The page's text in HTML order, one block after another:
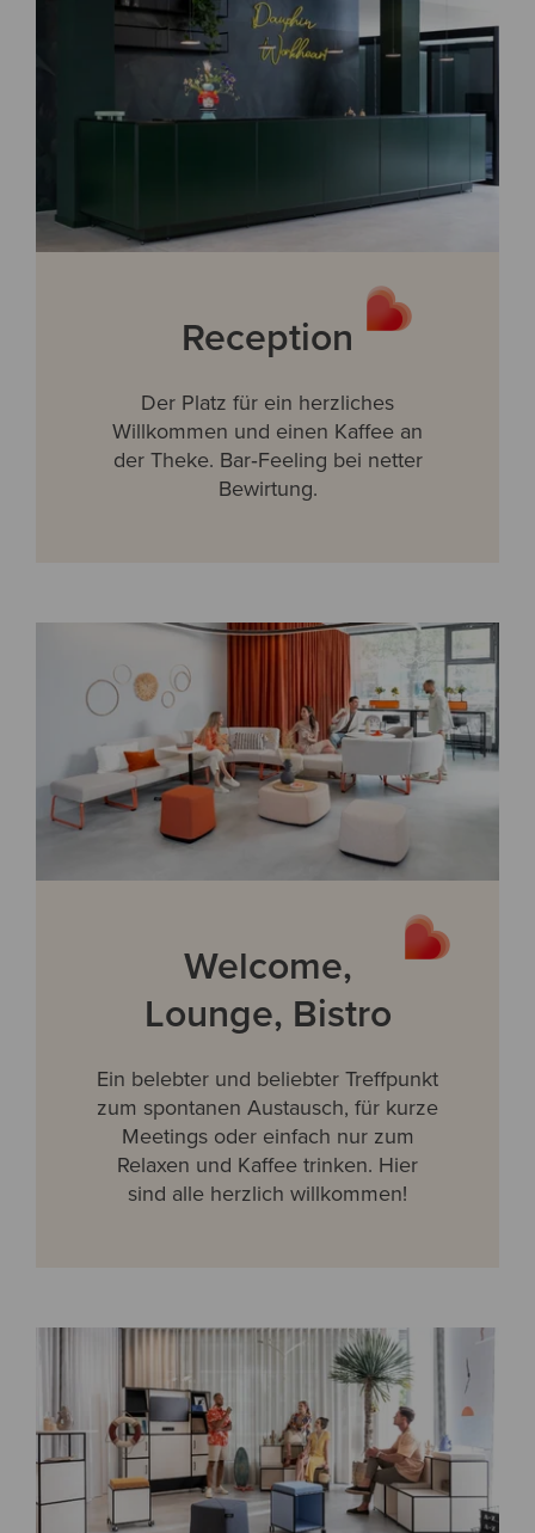
Reception
Der Platz für ein herzliches
Willkommen und einen Kaffee an
der Theke. Bar‐Feeling bei netter
Bewirtung.
Welcome,
Lounge, Bistro
Ein belebter und beliebter Treffpunkt
zum spontanen Austausch, für kurze
Meetings oder einfach nur zum
Relaxen und Kaffee trinken. Hier
sind alle herzlich willkommen!